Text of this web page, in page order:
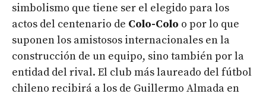
simbolismo que tiene ser el elegido para los
actos del centenario de Colo-Colo o por lo que
suponen los amistosos internacionales en la
construcción de un equipo, sino también por la
entidad del rival. El club más laureado del fútbol
chileno recibirá a los de Guillermo Almada en